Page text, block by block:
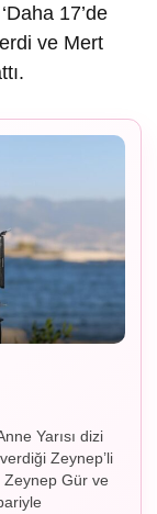
17’de
ve Mert
Yarısı dizi
Zeynep’li
Zeynep Gür ve